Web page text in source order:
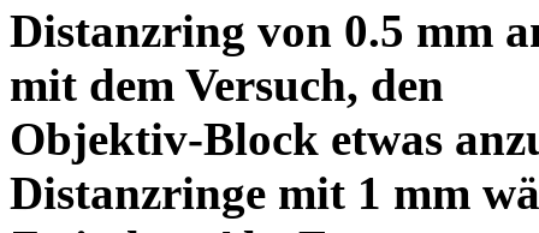
Distanzring von 0.5 mm
mit dem Versuch, den
Objektiv-Block etwas
Distanzringe mit 1 mm